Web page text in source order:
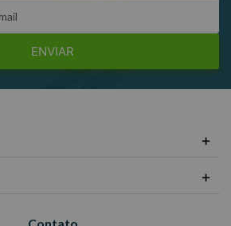
ENVIAR